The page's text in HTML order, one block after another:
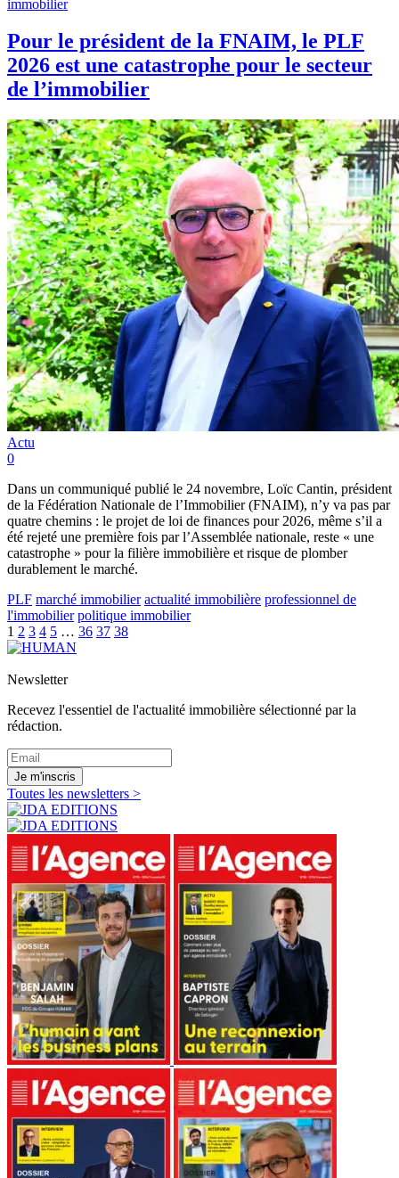
immobilier
Pour le président de la FNAIM, le PLF
2026 est une catastrophe pour le secteur
de l’immobilier
Actu
0
Dans un communiqué publié le 24 novembre, Loïc Cantin, président
de la Fédération Nationale de l’Immobilier (FNAIM), n’y va pas par
quatre chemins : le projet de loi de finances pour 2026, même s’il a
été rejeté une première fois par l’Assemblée nationale, reste « une
catastrophe » pour la filière immobilière et risque de plomber
durablement le marché.
PLF marché immobilier actualité immobilière professionnel de
l'immobilier politique immobilier
1 2 3 4 5 … 36 37 38
Newsletter
Recevez l'essentiel de l'actualité immobilière sélectionné par la
rédaction.
Je m'inscris
Toutes les newsletters >